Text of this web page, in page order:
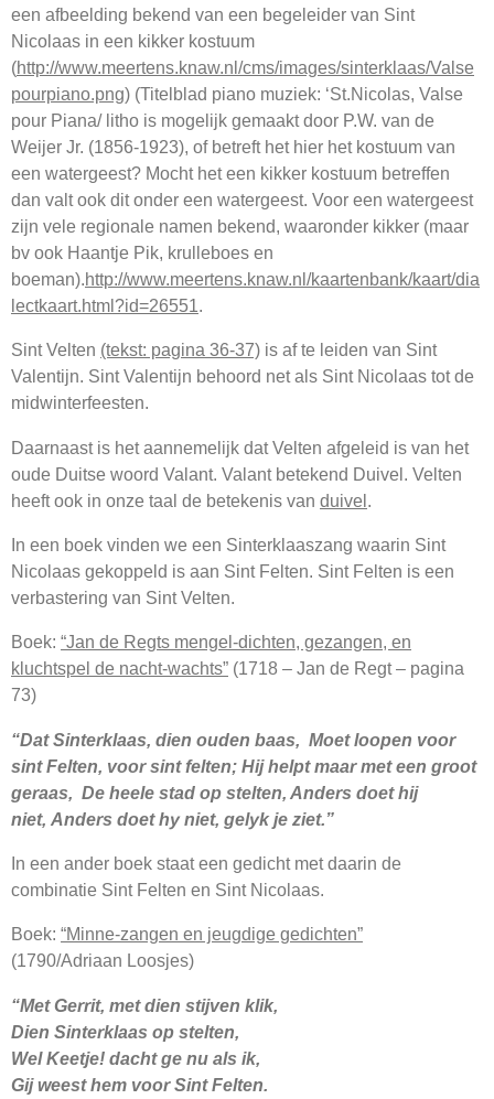
een afbeelding bekend van een begeleider van Sint
Nicolaas in een kikker kostuum
(http://www.meertens.knaw.nl/cms/images/sinterklaas/Valse
pourpiano.png) (Titelblad piano muziek: ‘St.Nicolas, Valse
pour Piana/ litho is mogelijk gemaakt door P.W. van de
Weijer Jr. (1856-1923), of betreft het hier het kostuum van
een watergeest? Mocht het een kikker kostuum betreffen
dan valt ook dit onder een watergeest. Voor een watergeest
zijn vele regionale namen bekend, waaronder kikker (maar
bv ook Haantje Pik, krulleboes en
boeman).http://www.meertens.knaw.nl/kaartenbank/kaart/dia
lectkaart.html?id=26551.
Sint Velten (tekst: pagina 36-37) is af te leiden van Sint
Valentijn. Sint Valentijn behoord net als Sint Nicolaas tot de
midwinterfeesten.
Daarnaast is het aannemelijk dat Velten afgeleid is van het
oude Duitse woord Valant. Valant betekend Duivel. Velten
heeft ook in onze taal de betekenis van duivel.
In een boek vinden we een Sinterklaaszang waarin Sint
Nicolaas gekoppeld is aan Sint Felten. Sint Felten is een
verbastering van Sint Velten.
Boek: “Jan de Regts mengel-dichten, gezangen, en
kluchtspel de nacht-wachts” (1718 – Jan de Regt – pagina
73)
“Dat Sinterklaas, dien ouden baas, Moet loopen voor
sint Felten, voor sint felten; Hij helpt maar met een groot
geraas, De heele stad op stelten, Anders doet hij
niet, Anders doet hy niet, gelyk je ziet.”
In een ander boek staat een gedicht met daarin de
combinatie Sint Felten en Sint Nicolaas.
Boek: “Minne-zangen en jeugdige gedichten”
(1790/Adriaan Loosjes)
“Met Gerrit, met dien stijven klik,
Dien Sinterklaas op stelten,
Wel Keetje! dacht ge nu als ik,
Gij weest hem voor Sint Felten.